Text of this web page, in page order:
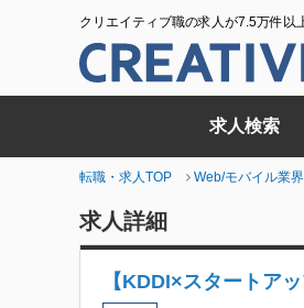
クリエイティブ職の求人が7.5万件以
求人検索
転職・求人TOP Web/モバイル業
求人詳細
【KDDI×スタートア